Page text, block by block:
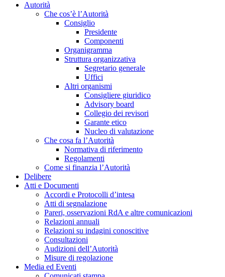
Autorità
Che cos’è l’Autorità
Consiglio
Presidente
Componenti
Organigramma
Struttura organizzativa
Segretario generale
Uffici
Altri organismi
Consigliere giuridico
Advisory board
Collegio dei revisori
Garante etico
Nucleo di valutazione
Che cosa fa l’Autorità
Normativa di riferimento
Regolamenti
Come si finanzia l’Autorità
Delibere
Atti e Documenti
Accordi e Protocolli d’intesa
Atti di segnalazione
Pareri, osservazioni RdA e altre comunicazioni
Relazioni annuali
Relazioni su indagini conoscitive
Consultazioni
Audizioni dell’Autorità
Misure di regolazione
Media ed Eventi